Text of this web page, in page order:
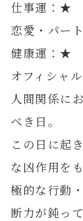
仕事運：★
恋愛・パー
健康運：★
オフィシャ
人間関係に
べき日。
この日に起
な凶作用を
極的な行動
断力が鈍っ